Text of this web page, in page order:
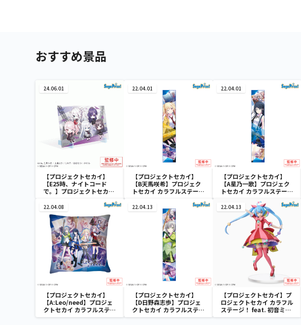
おすすめ景品
24.06.01
【プロジェクトセカイ】
【E25時、ナイトコード
で。】プロジェクトセカイ
初音ミク ビジュアルボー
ド
22.04.01
【プロジェクトセカイ】
【B天馬咲希】プロジェク
トセカイ カラフルステー
ータオル“Leo/need”
22.04.01
【プロジェクトセカイ】
【A星乃一歌】プロジェク
トセカイ カラフルステー
ータオル“Leo/need”
22.04.08
【プロジェクトセカイ】
【A:Leo/need】プロジェ
クトセカイ カラフルステー
ジ！ feat. 初音ミク [PM]
22.04.13
【プロジェクトセカイ】
【D日野森志歩】プロジェ
クトセカイ カラフルステー
ジ！ feat. 初音ミク マフラ
22.04.13
【プロジェクトセカイ】プ
ロジェクトセカイ カラフル
ステージ！ feat. 初音ミク
SPMフィギュア“ワンダー